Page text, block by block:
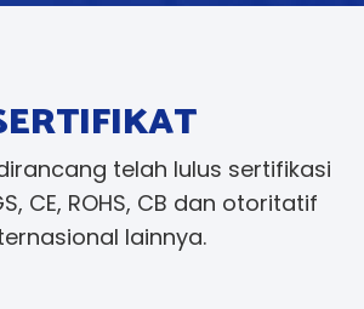
telah lulus sertifikasi
CE, ROHS, CB dan otoritatif
lainnya.